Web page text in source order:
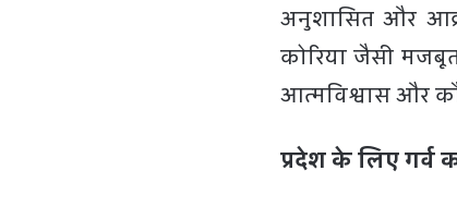
अनुशासित और
कोरिया जैसी
आत्मविश्वास और
प्रदेश के लिए गर्व